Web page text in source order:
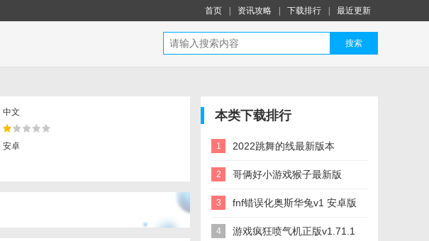
首页 资讯攻略 下载排行 最近更新
搜索
中文
安卓
本类下载排行
1 2022跳舞的线最新版本
v2.7.40.01 安卓正版_中文安
卓app手机软件下载
2 哥俩好小游戏猴子最新版
v1.0.1 安卓正版_中文安卓
app手机软件下载
3 fnf错误化奥斯华兔v1 安卓版
_中文安卓app手机软件下载
4 游戏疯狂喷气机正版v1.71.1